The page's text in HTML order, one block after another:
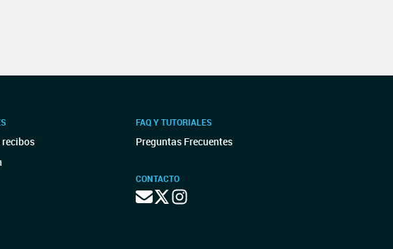
recibos
FAQ Y TUTORIALES
Preguntas Frecuentes
CONTACTO